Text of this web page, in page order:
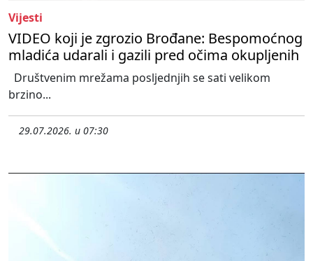
Vijesti
VIDEO koji je zgrozio Brođane: Bespomoćnog
mladića udarali i gazili pred očima okupljenih
Društvenim mrežama posljednjih se sati velikom
brzino...
29.07.2026. u 07:30